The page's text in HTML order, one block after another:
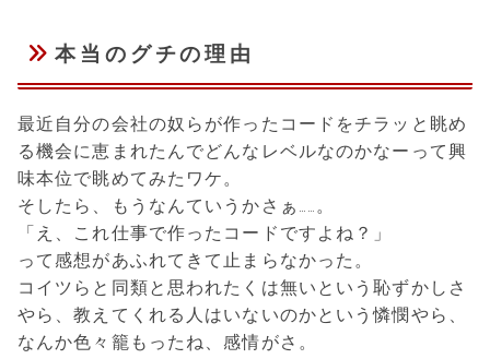
本当のグチの理由
最近自分の会社の奴らが作ったコードをチラッと眺め
る機会に恵まれたんでどんなレベルなのかなーって興
味本位で眺めてみたワケ。
そしたら、もうなんていうかさぁ……。
「え、これ仕事で作ったコードですよね？」
って感想があふれてきて止まらなかった。
コイツらと同類と思われたくは無いという恥ずかしさ
やら、教えてくれる人はいないのかという憐憫やら、
なんか色々籠もったね、感情がさ。